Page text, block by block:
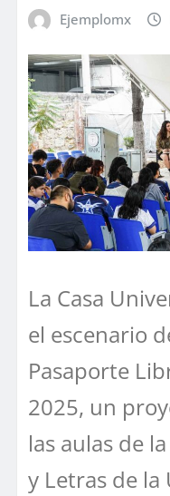
Ejemplomx
La Casa
el escenario
Pasaporte
2025, un
las aulas de
y Letras de la